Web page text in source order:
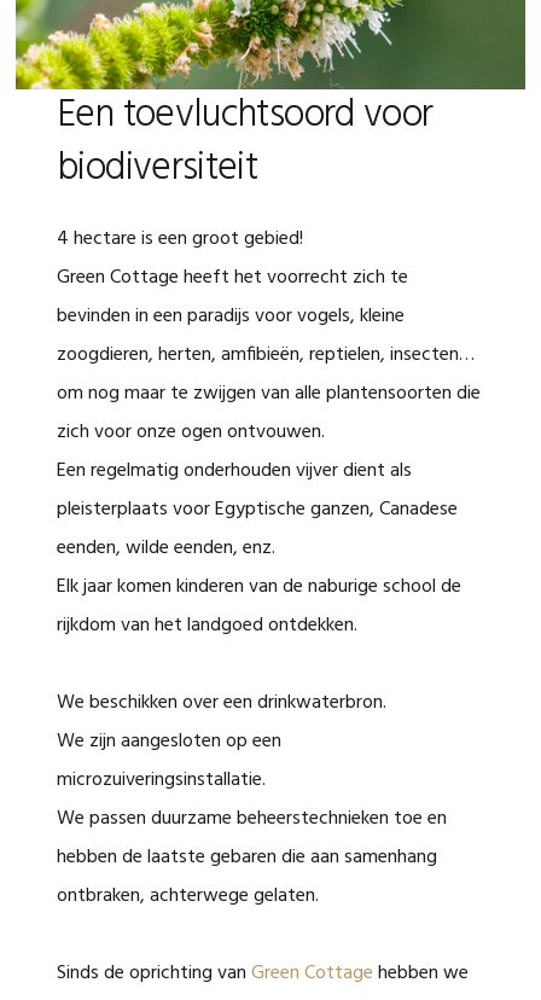
Een toevluchtsoord voor
biodiversiteit
4 hectare is een groot gebied!
Green Cottage heeft het voorrecht zich te
bevinden in een paradijs voor vogels, kleine
zoogdieren, herten, amfibieën, reptielen, insecten…
om nog maar te zwijgen van alle plantensoorten die
zich voor onze ogen ontvouwen.
Een regelmatig onderhouden vijver dient als
pleisterplaats voor Egyptische ganzen, Canadese
eenden, wilde eenden, enz.
Elk jaar komen kinderen van de naburige school de
rijkdom van het landgoed ontdekken.
We beschikken over een drinkwaterbron.
We zijn aangesloten op een
microzuiveringsinstallatie.
We passen duurzame beheerstechnieken toe en
hebben de laatste gebaren die aan samenhang
ontbraken, achterwege gelaten.
Sinds de oprichting vanGreen Cottagehebben we